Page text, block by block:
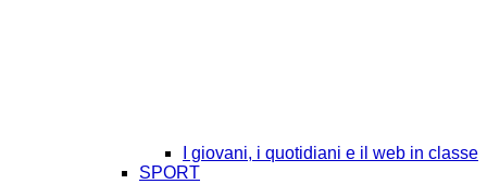
I giovani, i quotidiani e il web in classe
SPORT